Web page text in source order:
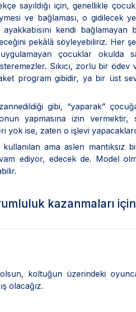
için, genellikle
ve bağlaması, o gidilecek
kendi
pekâlâ söyleyebiliriz. Her
çocuklar okulda
Sıkıcı, zorlu bir
program gibidir, ya bir üst
gibi, “yaparak”
yapmasına izin vermektir,
yok ise, zaten o işlevi
ama aslen mantıksız
ediyor, edecek de. Model
kazanmaları
koltuğun üzerindeki
olacağız.